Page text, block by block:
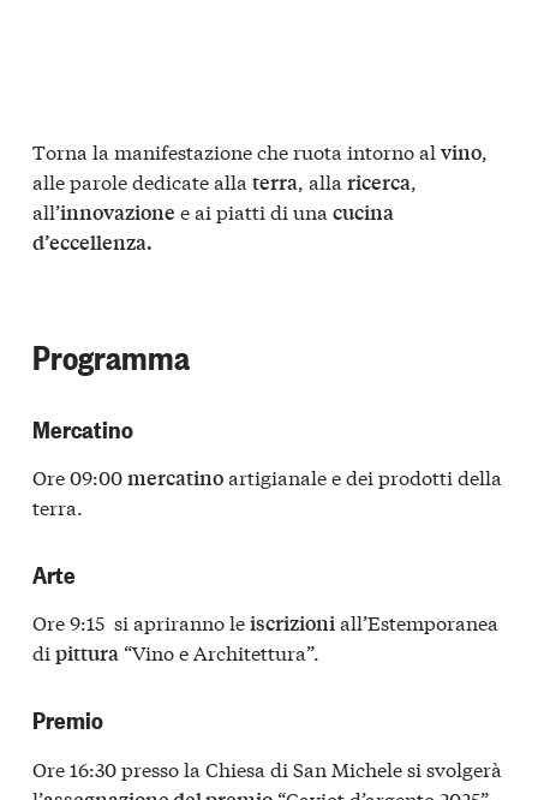
Torna la manifestazione che ruota intorno al vino,
alle parole dedicate alla terra, alla ricerca,
all’innovazione e ai piatti di una cucina
d’eccellenza.
Programma
Mercatino
Ore 09:00mercatinoartigianale e dei prodotti della
terra.
Arte
Ore 9:15 si apriranno leiscrizioniall’Estemporanea
di pittura “Vino e Architettura”.
Premio
Ore 16:30 presso la Chiesa di San Michele si svolgerà